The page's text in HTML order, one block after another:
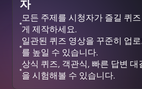
자
모든 주제를 시청자가 즐길 퀴
게 제작하세요.
일관된 퀴즈 영상을 꾸준히 업
를 높일 수 있습니다.
상식 퀴즈, 객관식, 빠른 답변 대
을 시험해볼 수 있습니다.